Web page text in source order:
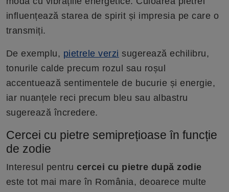
influențează starea de spirit și impresia pe care o
transmiți.
De exemplu, pietrele verzi sugerează echilibru,
tonurile calde precum rozul sau roșul
accentuează sentimentele de bucurie și energie,
iar nuanțele reci precum bleu sau albastru
sugerează încredere.
Cercei cu pietre semiprețioase în funcție
de zodie
Interesul pentrucercei cu pietre după zodie
este tot mai mare în România, deoarece multe